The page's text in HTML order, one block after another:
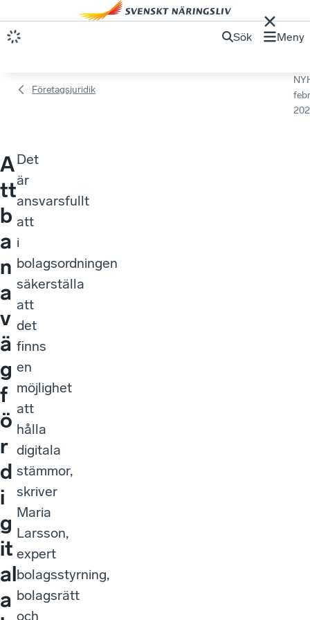
Sök Meny
Företagsjuridik
A
tt
b
a
n
a
v
ä
g
f
ö
r
d
i
g
it
al
a
Det
är
ansvarsfullt
att
i
bolagsordningen
säkerställa
att
det
finns
en
möjlighet
att
hålla
digitala
stämmor,
skriver
Maria
Larsson,
expert
bolagsstyrning,
bolagsrätt
och